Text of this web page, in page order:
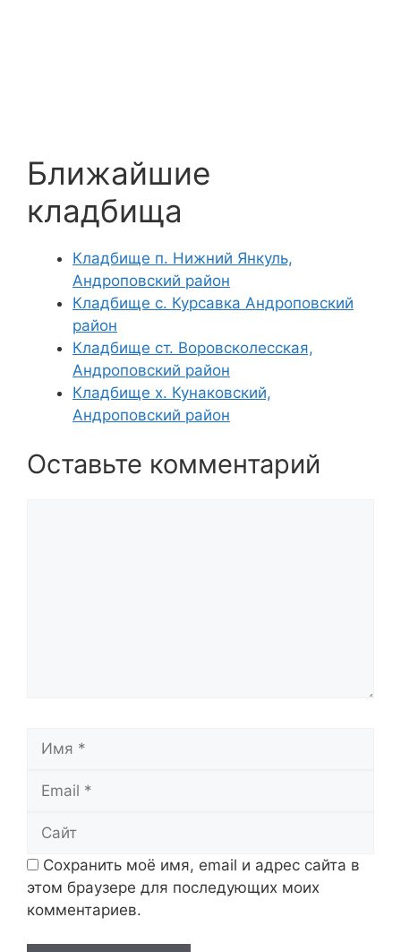
Ближайшие
кладбища
Кладбище п. Нижний Янкуль,
Андроповский район
Кладбище с. Курсавка Андроповский
район
Кладбище ст. Воровсколесская,
Андроповский район
Кладбище х. Кунаковский,
Андроповский район
Оставьте комментарий
Сохранить моё имя, email и адрес сайта в
этом браузере для последующих моих
комментариев.